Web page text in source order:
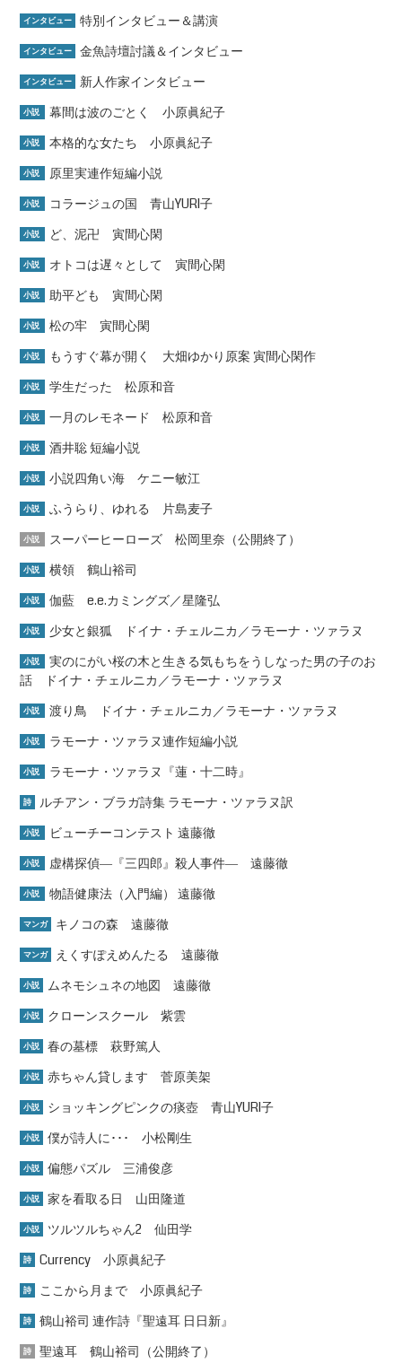
インタビュー 特別インタビュー＆講演
インタビュー 金魚詩壇討議＆インタビュー
インタビュー 新人作家インタビュー
小説 幕間は波のごとく 小原眞紀子
小説 本格的な女たち 小原眞紀子
小説 原里実連作短編小説
小説 コラージュの国 青山YURI子
小説 ど、泥卍 寅間心閑
小説 オトコは遅々として 寅間心閑
小説 助平ども 寅間心閑
小説 松の牢 寅間心閑
小説 もうすぐ幕が開く 大畑ゆかり原案 寅間心閑作
小説 学生だった 松原和音
小説 一月のレモネード 松原和音
小説 酒井聡 短編小説
小説 小説四角い海 ケニー敏江
小説 ふうらり、ゆれる 片島麦子
小説 スーパーヒーローズ 松岡里奈（公開終了）
小説 横領 鶴山裕司
小説 伽藍 e.e.カミングズ／星隆弘
小説 少女と銀狐 ドイナ・チェルニカ／ラモーナ・ツァラヌ
小説
実のにがい桜の木と生きる気もちをうしなった男の子のお
話 ドイナ・チェルニカ／ラモーナ・ツァラヌ
小説 渡り鳥 ドイナ・チェルニカ／ラモーナ・ツァラヌ
小説 ラモーナ・ツァラヌ連作短編小説
小説 ラモーナ・ツァラヌ『蓮・十二時』
詩 ルチアン・ブラガ詩集 ラモーナ・ツァラヌ訳
小説 ビューチーコンテスト 遠藤徹
小説 虚構探偵―『三四郎』殺人事件― 遠藤徹
小説 物語健康法（入門編） 遠藤徹
マンガ キノコの森 遠藤徹
マンガ えくすぽえめんたる 遠藤徹
小説 ムネモシュネの地図 遠藤徹
小説 クローンスクール 紫雲
小説 春の墓標 萩野篤人
小説 赤ちゃん貸します 菅原美架
小説 ショッキングピンクの痰壺 青山YURI子
小説 僕が詩人に･･･ 小松剛生
小説 偏態パズル 三浦俊彦
小説 家を看取る日 山田隆道
小説 ツルツルちゃん2 仙田学
詩 Currency 小原眞紀子
詩 ここから月まで 小原眞紀子
詩 鶴山裕司 連作詩『聖遠耳 日日新』
詩 聖遠耳 鶴山裕司（公開終了）